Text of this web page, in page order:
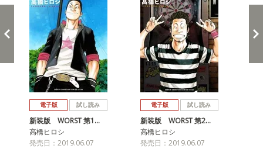
電子版 試し読み
新装版 WORST 第1…
高橋ヒロシ
発売日：2019.06.07
電子版 試し読み
新装版 WORST 第2…
高橋ヒロシ
発売日：2019.06.07